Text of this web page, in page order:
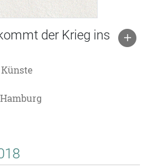
der Krieg ins